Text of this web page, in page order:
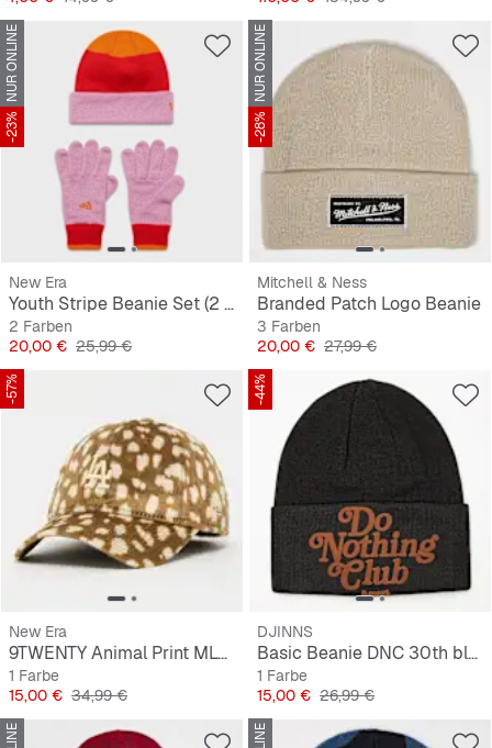
NUR ONLINE
-23%
New Era
Youth Stripe Beanie Set (2 Piece)
2 Farben
Preis
20,00 € Originalpreis
25,99 €
NUR ONLINE
-28%
Mitchell & Ness
Branded Patch Logo Beanie
3 Farben
Preis
20,00 € Originalpreis
27,99 €
-57%
New Era
9TWENTY Animal Print MLB Los Angeles Dodgers
1 Farbe
Preis
15,00 € Originalpreis
34,99 €
-44%
DJINNS
Basic Beanie DNC 30th black
1 Farbe
Preis
15,00 € Originalpreis
26,99 €